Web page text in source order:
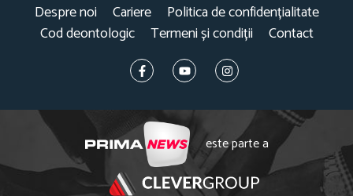
Despre noi Cariere
Politica de confidențialitate
Cod deontologic
Termeni și condiții Contact
este parte a